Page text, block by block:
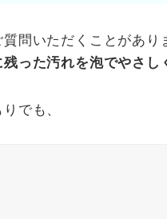
質問いただくことがあり
った汚れを泡でやさし
でも、